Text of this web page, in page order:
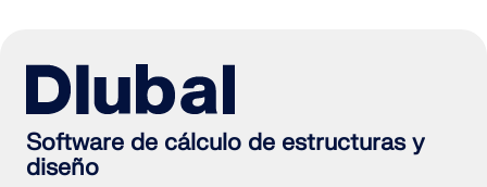
Software de cálculo de estructuras y
diseño